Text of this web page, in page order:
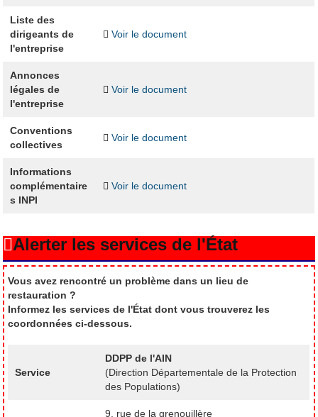
Liste des
dirigeants de
l'entreprise
Voir le document
Annonces
légales de
l'entreprise
Voir le document
Conventions
collectives
Voir le document
Informations
complémentaire
s INPI
Voir le document
Alerter les services de l'État
Vous avez rencontré un problème dans un lieu de
restauration ?
Informez les services de l'État dont vous trouverez les
coordonnées ci-dessous.
Service
DDPP de l'AIN
(Direction Départementale de la Protection
des Populations)
9, rue de la grenouillère